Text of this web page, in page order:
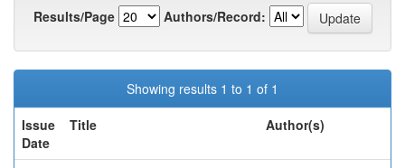
Results/Page
Authors/Record:
Showing results 1 to 1 of 1
Issue
Date
Title Author(s)